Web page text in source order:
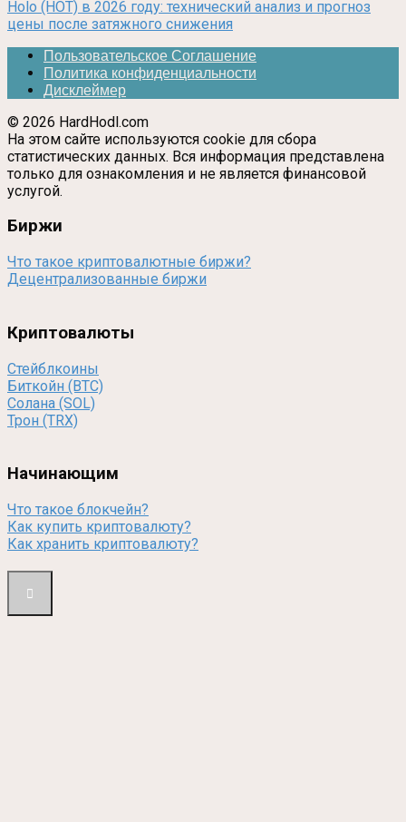
Holo (HOT) в 2026 году: технический анализ и прогноз
цены после затяжного снижения
Пользовательское Соглашение
Политика конфиденциальности
Дисклеймер
© 2026 HardHodl.com
На этом сайте используются cookie для сбора
статистических данных. Вся информация представлена
только для ознакомления и не является финансовой
услугой.
Биржи
Что такое криптовалютные биржи?
Децентрализованные биржи
Криптовалюты
Стейблкоины
Биткойн (BTC)
Солана (SOL)
Трон (TRX)
Начинающим
Что такое блокчейн?
Как купить криптовалюту?
Как хранить криптовалюту?